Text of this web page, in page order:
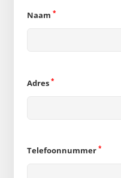
Naam *
Adres *
Telefoonnummer *